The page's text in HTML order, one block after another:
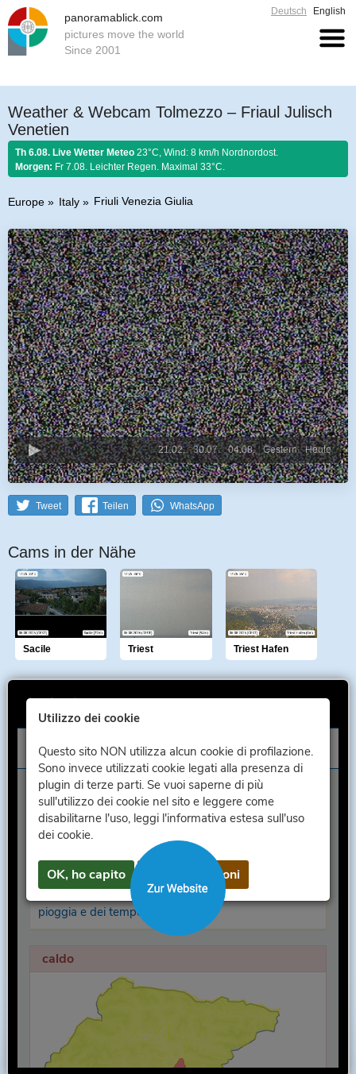
panoramablick.com
pictures move the world
Since 2001
Deutsch English
Weather & Webcam Tolmezzo – Friaul Julisch
Venetien
Th 6.08. Live Wetter Meteo 23°C, Wind: 8 km/h Nordnordost.
Morgen: Fr 7.08. Leichter Regen. Maximal 33°C.
Europe Italy Friuli Venezia Giulia
Heute
Gestern
04.08.
30.07.
21.02.
Tweet Teilen WhatsApp
Cams in der Nähe
Sacile Triest Triest Hafen